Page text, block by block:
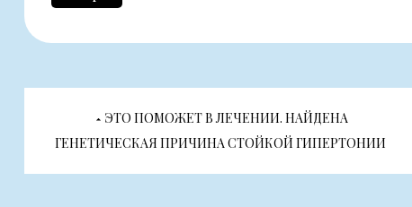
Навигация
по
ЭТО ПОМОЖЕТ В ЛЕЧЕНИИ. НАЙДЕНА
ГЕНЕТИЧЕСКАЯ ПРИЧИНА СТОЙКОЙ ГИПЕРТОНИИ